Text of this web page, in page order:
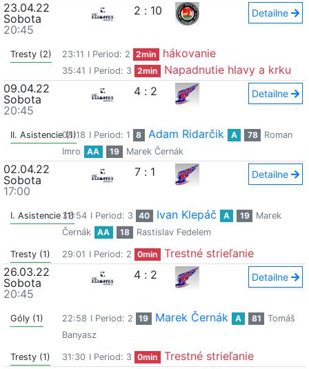
23.04.22
Sobota
20:45
2 : 10 Detailne
Tresty (2) 23:11 I Period: 2 2min hákovanie
35:41 I Period: 3 2min
Napadnutie hlavy a krku
09.04.22
Sobota
20:45
4 : 2 Detailne
II. Asistencie (1)
08:18 I Period: 1 8 Adam Ridarčik A 78
Roman
Imro
AA 19 Marek Černák
02.04.22
Sobota
17:00
7 : 1 Detailne
I. Asistencie (1)32:54 I Period: 3 40 Ivan Klepáč A 19
Marek
Černák
AA 18 Rastislav Fedelem
Tresty (1) 29:01 I Period: 2 0min
Trestné strieľanie
26.03.22
Sobota
20:45
4 : 2 Detailne
Góly (1) 22:58 I Period: 2 19 Marek Černák A 81
Tomáš
Banyasz
Tresty (1) 31:30 I Period: 3 0min
Trestné strieľanie